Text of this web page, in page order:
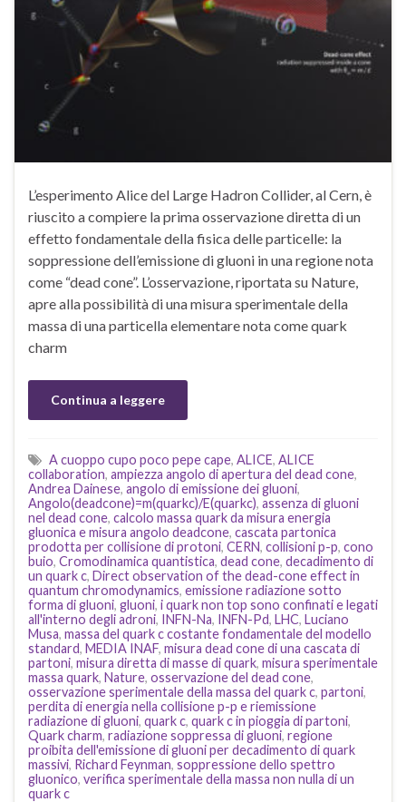
L’esperimento Alice del Large Hadron Collider, al Cern, è
riuscito a compiere la prima osservazione diretta di un
effetto fondamentale della fisica delle particelle: la
soppressione dell’emissione di gluoni in una regione nota
come “dead cone”. L’osservazione, riportata su Nature,
apre alla possibilità di una misura sperimentale della
massa di una particella elementare nota come quark
charm
Continua a leggere
A cuoppo cupo poco pepe cape, ALICE, ALICE
collaboration, ampiezza angolo di apertura del dead cone,
Andrea Dainese, angolo di emissione dei gluoni,
Angolo(deadcone)=m(quarkc)/E(quarkc), assenza di gluoni
nel dead cone, calcolo massa quark da misura energia
gluonica e misura angolo deadcone, cascata partonica
prodotta per collisione di protoni, CERN, collisioni p-p, cono
buio, Cromodinamica quantistica, dead cone, decadimento di
un quark c, Direct observation of the dead-cone effect in
quantum chromodynamics, emissione radiazione sotto
forma di gluoni, gluoni, i quark non top sono confinati e legati
all'interno degli adroni, INFN-Na, INFN-Pd, LHC, Luciano
Musa, massa del quark c costante fondamentale del modello
standard, MEDIA INAF, misura dead cone di una cascata di
partoni, misura diretta di masse di quark, misura sperimentale
massa quark, Nature, osservazione del dead cone,
osservazione sperimentale della massa del quark c, partoni,
perdita di energia nella collisione p-p e riemissione
radiazione di gluoni, quark c, quark c in pioggia di partoni,
Quark charm, radiazione soppressa di gluoni, regione
proibita dell'emissione di gluoni per decadimento di quark
massivi, Richard Feynman, soppressione dello spettro
gluonico, verifica sperimentale della massa non nulla di un
quark c